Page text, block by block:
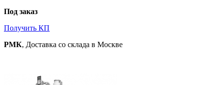
Под заказ
Получить КП
РМК, Доставка со склада в Москве